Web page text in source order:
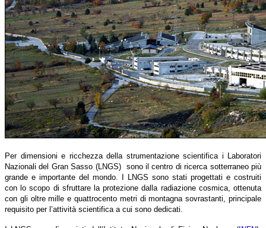
Per dimensioni e ricchezza della strumentazione scientifica i Laboratori
Nazionali del Gran Sasso (LNGS) sono il centro di ricerca sotterraneo più
grande e importante del mondo. I LNGS sono stati progettati e costruiti
con lo scopo di sfruttare la protezione dalla radiazione cosmica, ottenuta
con gli oltre mille e quattrocento metri di montagna sovrastanti, principale
requisito per l’attività scientifica a cui sono dedicati.